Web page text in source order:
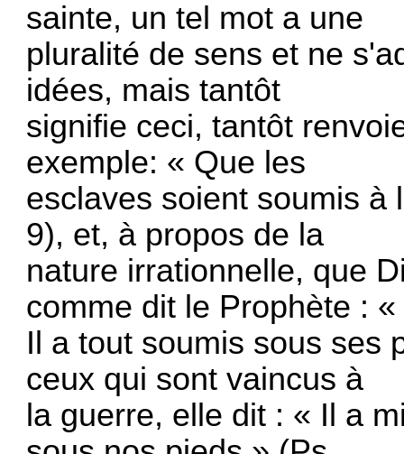
sainte, un tel mot a une
pluralité de sens et ne
idées, mais tantôt
signifie ceci, tantôt
exemple: « Que les
esclaves soient soumis à
9), et, à propos de la
nature irrationnelle, que
comme dit le Prophète : «
Il a tout soumis sous ses
ceux qui sont vaincus à
la guerre, elle dit : « Il a